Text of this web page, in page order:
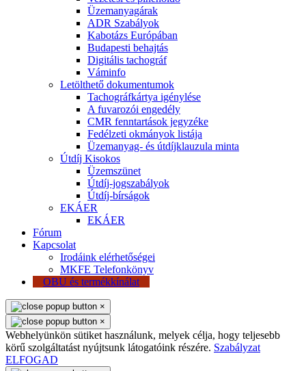
Üzemanyagárak
ADR Szabályok
Kabotázs Európában
Budapesti behajtás
Digitális tachográf
Váminfo
Letölthető dokumentumok
Tachográfkártya igénylése
A fuvarozói engedély
CMR fenntartások jegyzéke
Fedélzeti okmányok listája
Üzemanyag- és útdíjklauzula minta
Útdíj Kisokos
Üzemszünet
Útdíj-jogszabályok
Útdíj-bírságok
EKÁER
EKÁER
Fórum
Kapcsolat
Irodáink elérhetőségei
MKFE Telefonkönyv
OBU és termékkínálat
×
×
Webhelyünkön sütiket használunk, melyek célja, hogy teljesebb
körű szolgáltatást nyújtsunk látogatóink részére. Szabályzat
ELFOGAD